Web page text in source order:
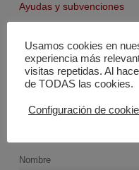
Ayudas y subvenciones
Fondo documental
Nombre
Usamos cookies en
experiencia más
visitas repetidas. Al
de TODAS las cookies.
Configuración de